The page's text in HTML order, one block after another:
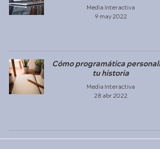
Media Interactiva
9 may 2022
Cómo programática
tu historia
Media Interactiva
28 abr 2022